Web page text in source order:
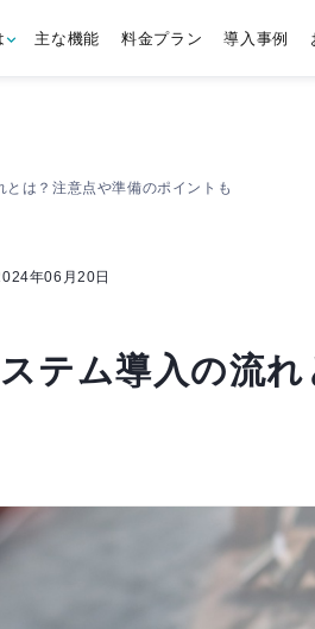
主な機能 料金プラン 導入事例
は？注意点や準備のポイントも
年06月20日
テム導入の流